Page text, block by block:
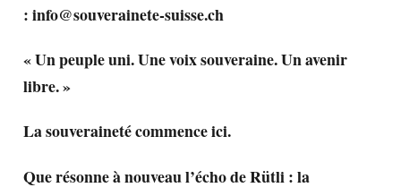
:info@souverainete-suisse.ch
« Un peuple uni. Une voix souveraine. Un avenir
libre. »
La souveraineté commence ici.
Que résonne à nouveau l’écho de Rütli : la